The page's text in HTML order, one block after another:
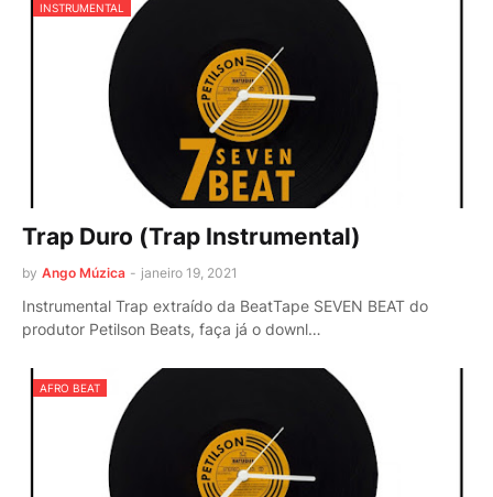
INSTRUMENTAL
Trap Duro (Trap Instrumental)
by Ango Múzica - janeiro 19, 2021
Instrumental Trap extraído da BeatTape SEVEN BEAT do
produtor Petilson Beats, faça já o downl…
AFRO BEAT